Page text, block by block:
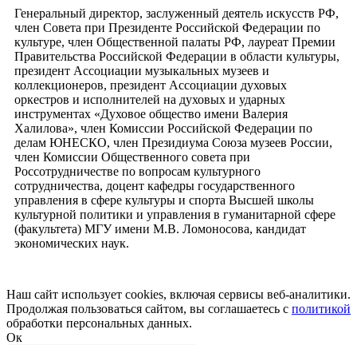
Генеральный директор, заслуженный деятель искусств РФ,
член Совета при Президенте Российской Федерации по
культуре, член Общественной палаты РФ, лауреат Премии
Правительства Российской Федерации в области культуры,
президент Ассоциации музыкальных музеев и
коллекционеров, президент Ассоциации духовых
оркестров и исполнителей на духовых и ударных
инструментах «Духовое общество имени Валерия
Халилова», член Комиссии Российской Федерации по
делам ЮНЕСКО, член Президиума Союза музеев России,
член Комиссии Общественного совета при
Россотрудничестве по вопросам культурного
сотрудничества, доцент кафедры государственного
управления в сфере культуры и спорта Высшей школы
культурной политики и управления в гуманитарной сфере
(факультета) МГУ имени М.В. Ломоносова, кандидат
экономических наук.
Наш сайт использует cookies, включая сервисы веб-аналитики.
Продолжая пользоваться сайтом, вы соглашаетесь с политикой
обработки персональных данных.
Ок